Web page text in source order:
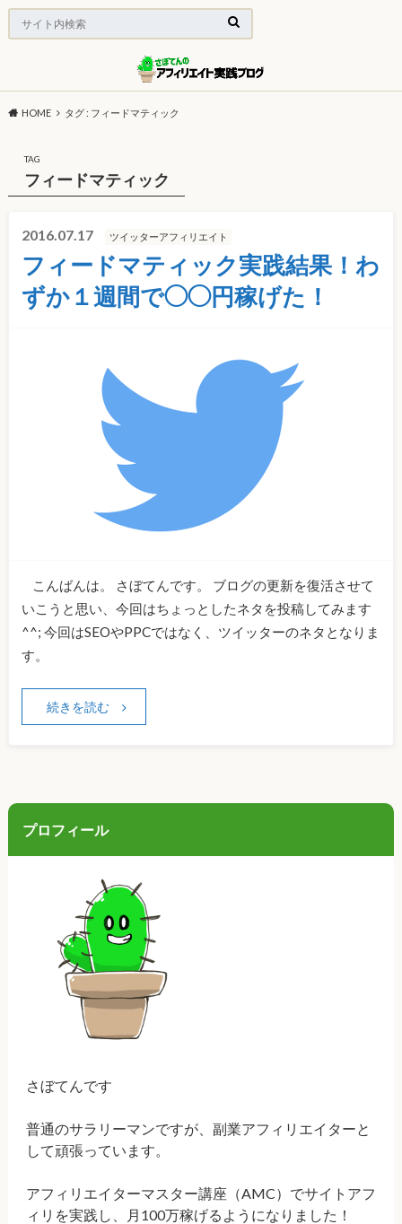
HOME タグ : フィードマティック
TAG
フィードマティック
2016.07.17 ツイッターアフィリエイト
フィードマティック実践結果！わ
ずか１週間で◯◯円稼げた！
こんばんは。 さぼてんです。 ブログの更新を復活させて
いこうと思い、今回はちょっとしたネタを投稿してみます
^^; 今回はSEOやPPCではなく、ツイッターのネタとなりま
す。
続きを読む
プロフィール
さぼてんです
普通のサラリーマンですが、副業アフィリエイターと
して頑張っています。
アフィリエイターマスター講座（AMC）でサイトアフ
ィリを実践し、月100万稼げるようになりました！